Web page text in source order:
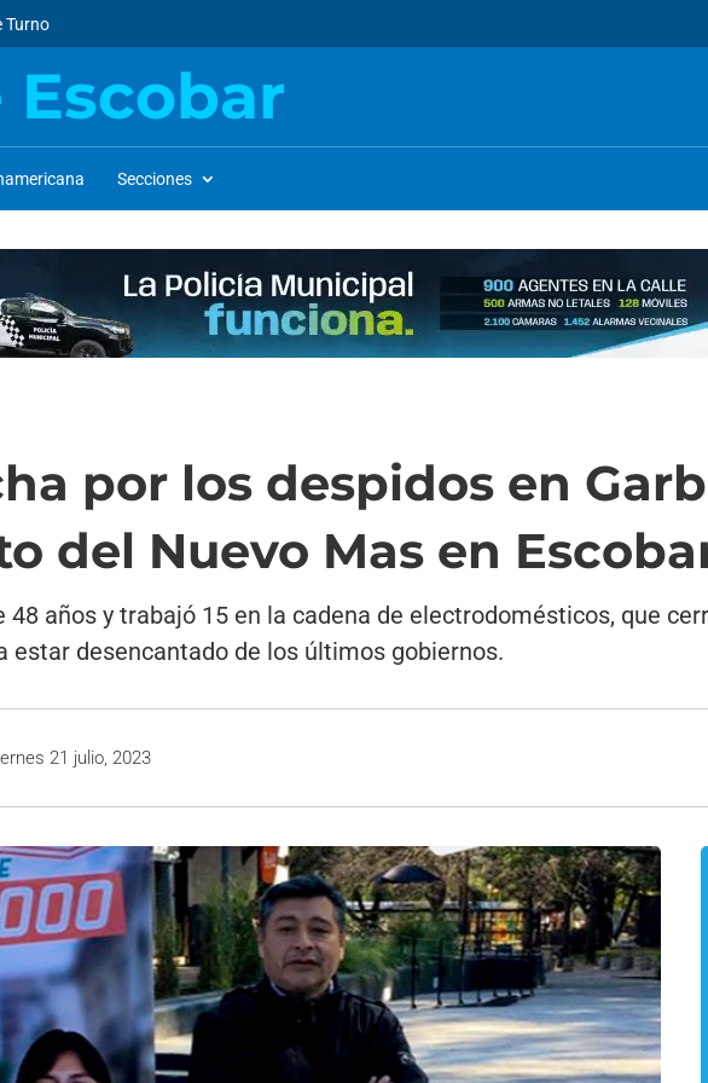
Turno
Escobar
Secciones
por los despidos en
del Nuevo Mas en
48 años y trabajó 15 en la cadena de electrodomésticos, que
estar desencantado de los últimos gobiernos.
21 julio, 2023